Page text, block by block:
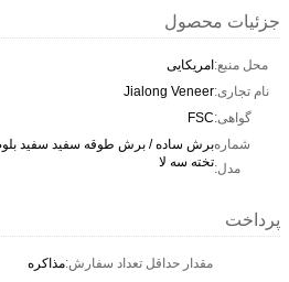
جزئیات محصول
محل منبع:امریکایی
نام تجاری:Jialong Veneer
گواهی:FSC
شماره
مدل:
برش ساده / برش طوقه سفید سفید
تخته سه لا
پرداخت
مقدار حداقل تعداد سفارش:مذاکره